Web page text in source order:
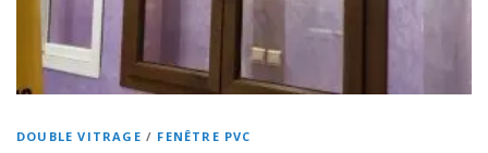
DOUBLE VITRAGE / FENÊTRE PVC